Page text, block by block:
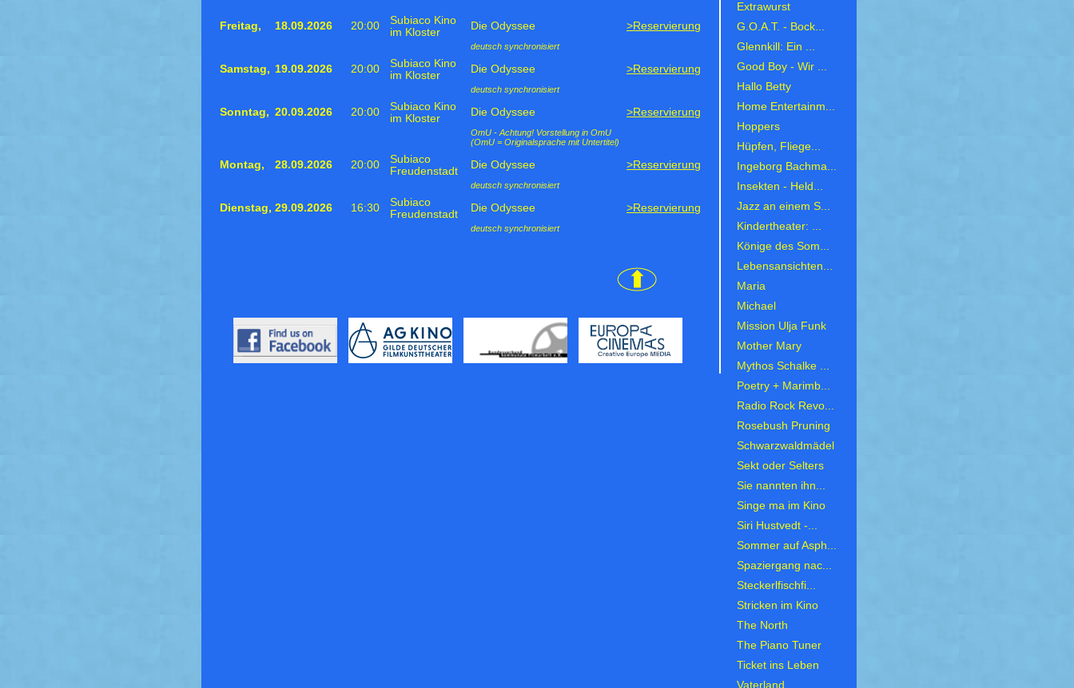
Freitag, 18.09.2026 20:00
Subiaco Kino
im Kloster
Die Odyssee >Reservierung
deutsch synchronisiert
Samstag, 19.09.2026 20:00
Subiaco Kino
im Kloster
Die Odyssee >Reservierung
deutsch synchronisiert
Sonntag, 20.09.2026 20:00
Subiaco Kino
im Kloster
Die Odyssee >Reservierung
OmU - Achtung! Vorstellung in OmU
(OmU = Originalsprache mit Untertitel)
Montag, 28.09.2026 20:00
Subiaco
Freudenstadt
Die Odyssee >Reservierung
deutsch synchronisiert
Dienstag, 29.09.2026 16:30
Subiaco
Freudenstadt
Die Odyssee >Reservierung
deutsch synchronisiert
Extrawurst
G.O.A.T. - Bock...
Glennkill: Ein ...
Good Boy - Wir ...
Hallo Betty
Home Entertainm...
Hoppers
Hüpfen, Fliege...
Ingeborg Bachma...
Insekten - Held...
Jazz an einem S...
Kindertheater: ...
Könige des Som...
Lebensansichten...
Maria
Michael
Mission Ulja Funk
Mother Mary
Mythos Schalke ...
Poetry + Marimb...
Radio Rock Revo...
Rosebush Pruning
Schwarzwaldmädel
Sekt oder Selters
Sie nannten ihn...
Singe ma im Kino
Siri Hustvedt -...
Sommer auf Asph...
Spaziergang nac...
Steckerlfischfi...
Stricken im Kino
The North
The Piano Tuner
Ticket ins Leben
Vaterland